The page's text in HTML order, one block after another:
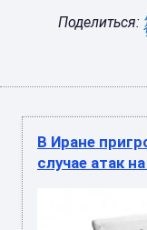
Поделиться:
В Иране
случае атак